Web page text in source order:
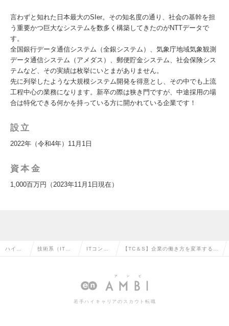
言わずと知れた日本最大のSIer。その知名度の通り、社会の基幹を担
う重要かつ巨大なシステムを数多く構築してきたのがNTTデータで
す。
全国銀行データ通信システム（全銀システム）、気象庁地域気象観測
データ通信システム（アメダス）、郵便貯金システム、社会保険シス
テムなど、その実績は枚挙にいとまがありません。
先に列挙したような大規模システム開発を得意とし、その中でも上流
工程中心の業務になります。新卒の際は狭き門ですが、中途採用の場
合は特化できる何かを持っている方に開かれている企業です！
設立
2022年（令和4年）11月1日
資本金
1,000百万円（2023年11月1日現在）
ハイク 技術系（IT・ ITコンサ
の転職
【TC＆S】企業の働き方を変革する生
68>の求人情報
若手ハイキャリアのスカウト転職